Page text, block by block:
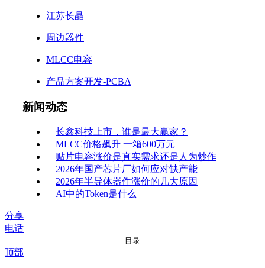
江苏长晶
周边器件
MLCC电容
产品方案开发-PCBA
新闻动态
长鑫科技上市，谁是最大赢家？
MLCC价格飙升 一箱600万元
贴片电容涨价是真实需求还是人为炒作
2026年国产芯片厂如何应对缺产能
2026年半导体器件涨价的几大原因
AI中的Token是什么
分享
电话
目录
顶部